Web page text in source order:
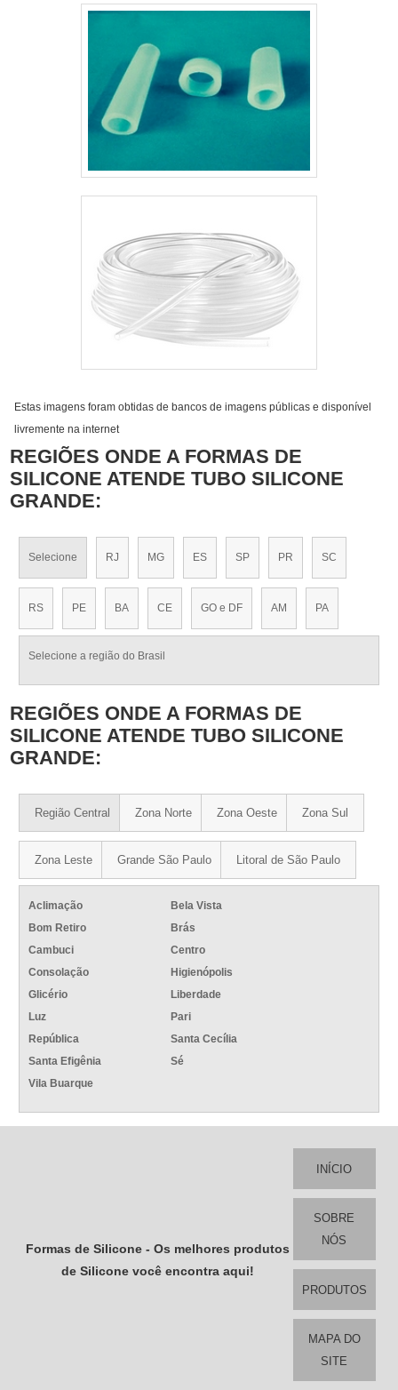
Estas imagens foram obtidas de bancos de imagens públicas e disponível
livremente na internet
REGIÕES ONDE A FORMAS DE
SILICONE ATENDE TUBO SILICONE
GRANDE:
Selecione RJ MG ES SP PR SC
RS PE BA CE GO e DF AM PA
Selecione a região do Brasil
REGIÕES ONDE A FORMAS DE
SILICONE ATENDE TUBO SILICONE
GRANDE:
Região Central Zona Norte Zona Oeste Zona Sul
Zona Leste Grande São Paulo Litoral de São Paulo
Aclimação
Bela Vista
Bom Retiro
Brás
Cambuci
Centro
Consolação
Higienópolis
Glicério
Liberdade
Luz
Pari
República
Santa Cecília
Santa Efigênia
Sé
Vila Buarque
Formas de Silicone - Os melhores produtos
de Silicone você encontra aqui!
INÍCIO
SOBRE
NÓS
PRODUTOS
MAPA DO
SITE